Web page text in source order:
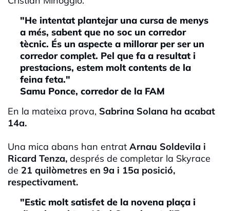
"He intentat plantejar una cursa de menys
a més, sabent que no soc un corredor
tècnic. És un aspecte a millorar per ser un
corredor complet. Pel que fa a resultat i
prestacions, estem molt contents de la
feina feta."
Samu Ponce, corredor de la FAM
En la mateixa prova, Sabrina Solana ha acabat
14a.
Una mica abans han entrat Arnau Soldevila i
Ricard Tenza, després de completar la Skyrace
de 21 quilòmetres en 9a i 15a posició,
respectivament.
"Estic molt satisfet de la novena plaça i